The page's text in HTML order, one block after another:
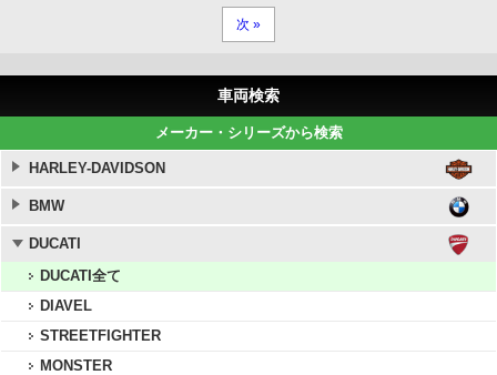
次 »
車両検索
メーカー・シリーズから検索
HARLEY-DAVIDSON
BMW
DUCATI
DUCATI全て
DIAVEL
STREETFIGHTER
MONSTER